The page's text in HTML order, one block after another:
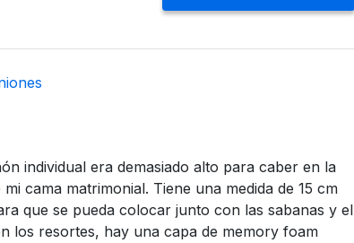
individual era demasiado alto para caber en la
cama matrimonial. Tiene una medida de 15 cm
que se pueda colocar junto con las sabanas y el
los resortes, hay una capa de memory foam